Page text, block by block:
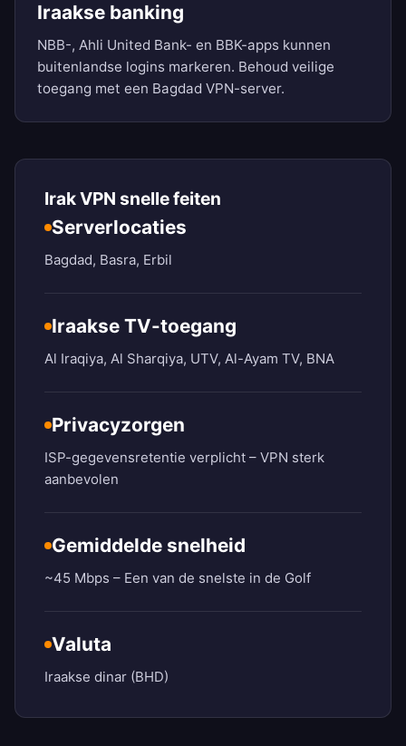
Iraakse banking
NBB-, Ahli United Bank- en BBK-apps kunnen
buitenlandse logins markeren. Behoud veilige
toegang met een Bagdad VPN-server.
Irak VPN snelle feiten
Serverlocaties
Bagdad, Basra, Erbil
Iraakse TV-toegang
Al Iraqiya, Al Sharqiya, UTV, Al-Ayam TV, BNA
Privacyzorgen
ISP-gegevensretentie verplicht – VPN sterk
aanbevolen
Gemiddelde snelheid
~45 Mbps – Een van de snelste in de Golf
Valuta
Iraakse dinar (BHD)